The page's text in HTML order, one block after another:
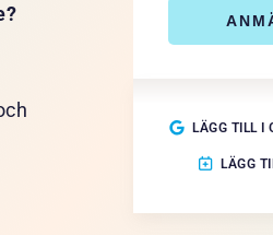
LÄGG TILL I
LÄGG